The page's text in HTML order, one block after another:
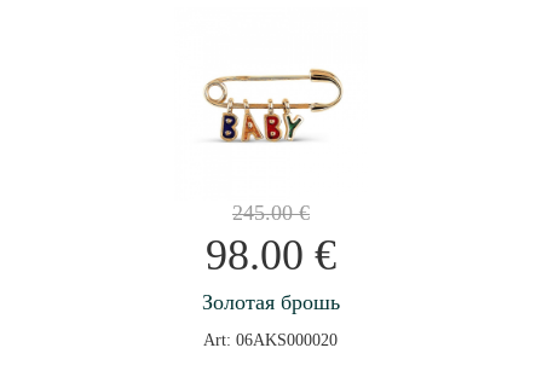
245.00€
98.00 €
Золотая брошь
Art: 06AKS000020